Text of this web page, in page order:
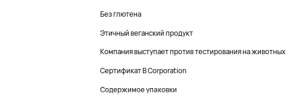
Без глютена
Этичный веганский продукт
Компания выступает против тестирования на животных
Сертификат B Corporation
Содержимое упаковки